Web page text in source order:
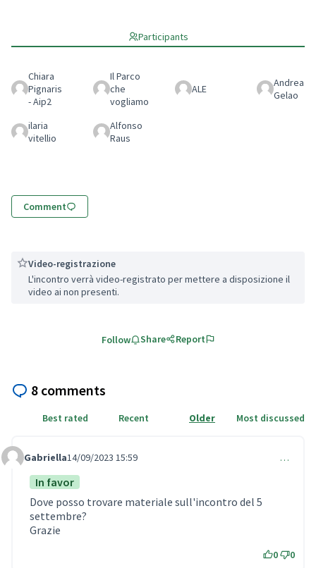
Participants
Chiara
Pignaris
- Aip2
Il Parco
che
vogliamo
ALE
Andrea
Gelao
ilaria
vitellio
Alfonso
Raus
Comment
Video-registrazione
L'incontro verrà video-registrato per mettere a disposizione il
video ai non presenti.
Follow Share Report
8 comments
Best rated Recent Older Most discussed
Comment 769
Gabriella14/09/2023 15:59 …
In favor
Dove posso trovare materiale sull'incontro del 5
settembre?
Grazie
0 0